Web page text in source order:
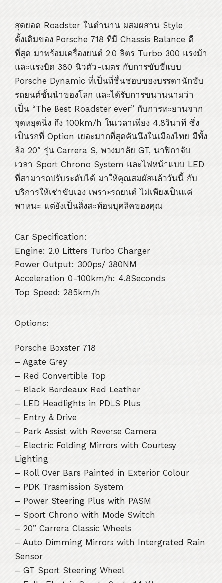
สุดยอด Roadster ในตำนาน ผสมผสาน Style
ดั้งเดิมของ Porsche 718 ที่มี Chassis Balance ดี
ที่สุด มาพร้อมเครื่องยนต์ 2.0 ลิตร Turbo 300 แรงม้า
และแรงบิด 380 นิวตัว-เมตร กับการขับขี่แบบ
Porsche Dynamic ที่เป็นที่ชื่นชอบของบรรดานักขับ
รถยนต์ชั้นนำของโลก และได้รับการขนานนามว่า
เป็น “The Best Roadster ever” กับการทะยานจาก
จุดหยุดนิ่ง ถึง 100km/h ในเวลาเพียง 4.8วินาที ซึ่ง
เป็นรถที่ Option เยอะมากที่สุดคันนึงในเมืองไทย มีทั้ง
ล้อ 20″ รุ่น Carrera S, พวงมาลัย GT, นาฬิกาจับ
เวลา Sport Chrono System และไฟหน้าแบบ LED
ที่สามารถปรับระดับได้ มาให้คุณสมผัสแล้ววันนี้ กับ
บริการให้เช่าขับเอง เพราะรถยนต์ ไม่เพียงเป็นแค่
พาหนะ แต่ยังเป็นสิ่งสะท้อนบุคลิคของคุณ
Car Specification:
Engine: 2.0 Litters Turbo Charger
Power Output: 300ps/ 380NM
Acceleration 0-100km/h: 4.8Seconds
Top Speed: 285km/h
Options:
Porsche Boxster 718
– Agate Grey
– Red Convertible Top
– Black Bordeaux Red Leather
– LED Headlights in PDLS Plus
– Entry & Drive
– Park Assist with Reverse Camera
– Electric Folding Mirrors with Courtesy
Lighting
– Roll Over Bars Painted in Exterior Colour
– PDK Trasmission System
– Power Steering Plus with PASM
– Sport Chrono with Mode Switch
– 20” Carrera Classic Wheels
– Auto Dimming Mirrors with Intergrated Rain
Sensor
– GT Sport Steering Wheel